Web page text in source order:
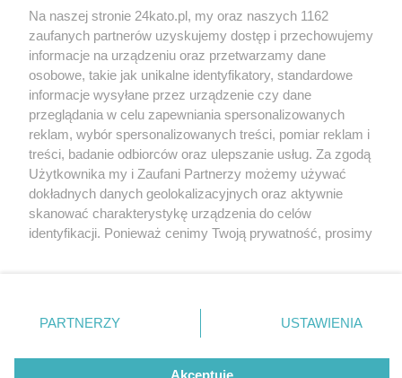
1 / 0
Wydawca mediów lokalnych
Nie zapomnij
zapoznać się z:
polityką prywatności regulamin korzystania z portali
Twojemiasto
Piekary Śląskie
Chorzów
Tarnowskie Góry
Gliwice
Skontakuj sięz nami
Kontakt
Wydawca
Redakcja
Na naszej stronie 24kato.pl, my oraz naszych 1162
zaufanych partnerów uzyskujemy dostęp i przechowujemy
informacje na urządzeniu oraz przetwarzamy dane
osobowe, takie jak unikalne identyfikatory, standardowe
informacje wysyłane przez urządzenie czy dane
przeglądania w celu zapewniania spersonalizowanych
reklam, wybór spersonalizowanych treści, pomiar reklam i
treści, badanie odbiorców oraz ulepszanie usług. Za zgodą
Użytkownika my i Zaufani Partnerzy możemy używać
dokładnych danych geolokalizacyjnych oraz aktywnie
skanować charakterystykę urządzenia do celów
identyfikacji. Ponieważ cenimy Twoją prywatność, prosimy
prywatności znajdujący się w lewym dolnym rogu strony
. Niektóre rodzaje przetwarzania danych nie wymagają
zgody użytkownika, ale masz prawo sprzeciwić się
takiemu przetwarzaniu. Preferencje będą miały
PARTNERZY USTAWIENIA
Akceptuję